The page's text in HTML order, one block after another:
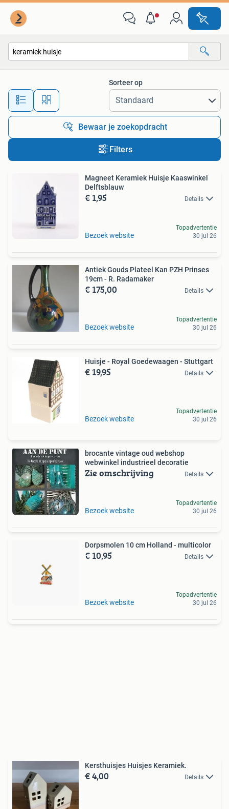
Alle afstanden…
Sorteer op
Bewaar je zoekopdracht
Filters
Magneet Keramiek Huisje Kaaswinkel
Delftsblauw
€ 1,95 Details
Bezoek website
Topadvertentie
30 jul 26
Antiek Gouds Plateel Kan PZH Prinses
19cm - R. Radamaker
€ 175,00 Details
Bezoek website
Topadvertentie
30 jul 26
Huisje - Royal Goedewaagen - Stuttgart
€ 19,95 Details
Bezoek website
Topadvertentie
30 jul 26
brocante vintage oud webshop
webwinkel industrieel decoratie
Zie omschrijving Details
Bezoek website
Topadvertentie
30 jul 26
Dorpsmolen 10 cm Holland - multicolor
€ 10,95 Details
Bezoek website
Topadvertentie
30 jul 26
Kersthuisjes Huisjes Keramiek.
€ 4,00 Details